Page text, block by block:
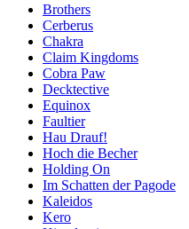
Brothers
Cerberus
Chakra
Claim Kingdoms
Cobra Paw
Decktective
Equinox
Faultier
Hau Drauf!
Hoch die Becher
Holding On
Im Schatten der Pagode
Kaleidos
Kero